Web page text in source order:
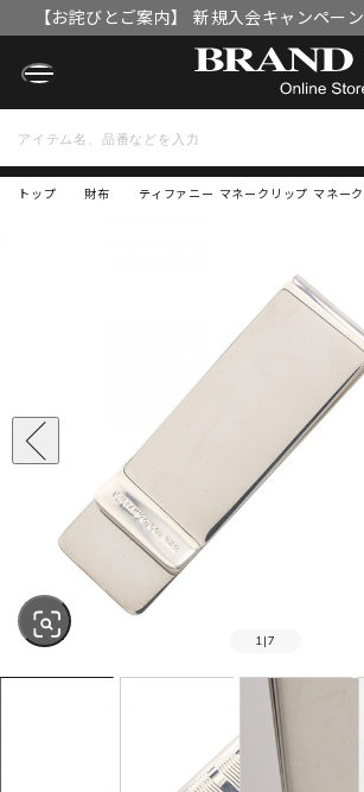
【お詫びとご案内】 新規入会キャンペー
OFFクーポン」付与漏れと補填
トップ ティファニー マネークリップ マネー
財布
SOLD OUT
1 |7